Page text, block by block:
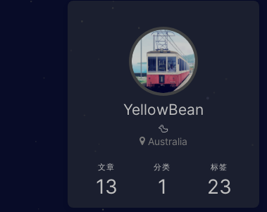
YellowBean
🦆
Australia
文章
13
分类
1
标签
23